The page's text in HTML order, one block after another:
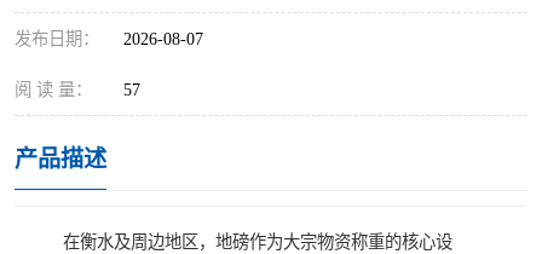
发布日期： 2026-08-07
阅 读 量： 57
产品描述
在衡水及周边地区，地磅作为大宗物资称重的核心设